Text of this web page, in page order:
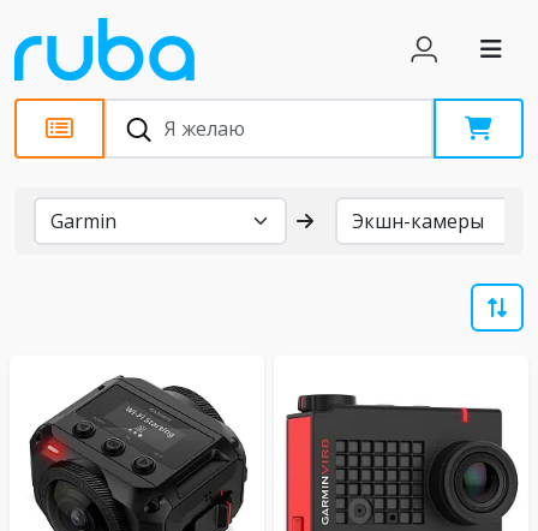
Бренды